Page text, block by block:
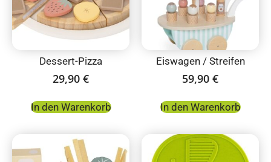
Dessert-Pizza
29,90 €
In den Warenkorb
Eiswagen / Streifen
59,90 €
In den Warenkorb